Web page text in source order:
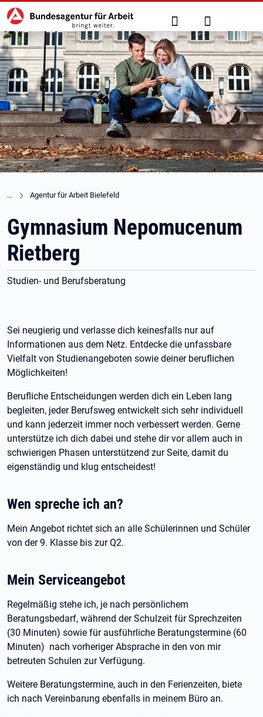
zu den Hauptinhalten springen
Hauptnavigation Suche Anmelden
Agentur für Arbeit Bielefeld
Gymnasium Nepomucenum
Rietberg
Studien- und Berufsberatung
Sei neugierig und verlasse dich keinesfalls nur auf
Informationen aus dem Netz. Entdecke die unfassbare
Vielfalt von Studienangeboten sowie deiner beruflichen
Möglichkeiten!
Berufliche Entscheidungen werden dich ein Leben lang
begleiten, jeder Berufsweg entwickelt sich sehr individuell
und kann jederzeit immer noch verbessert werden. Gerne
unterstütze ich dich dabei und stehe dir vor allem auch in
schwierigen Phasen unterstützend zur Seite, damit du
eigenständig und klug entscheidest!
Wen spreche ich an?
Mein Angebot richtet sich an alle Schülerinnen und Schüler
von der 9. Klasse bis zur Q2.
Mein Serviceangebot
Regelmäßig stehe ich, je nach persönlichem
Beratungsbedarf, während der Schulzeit für Sprechzeiten
(30 Minuten) sowie für ausführliche Beratungstermine (60
Minuten) nach vorheriger Absprache in den von mir
betreuten Schulen zur Verfügung.
Weitere Beratungstermine, auch in den Ferienzeiten, biete
ich nach Vereinbarung ebenfalls in meinem Büro an.